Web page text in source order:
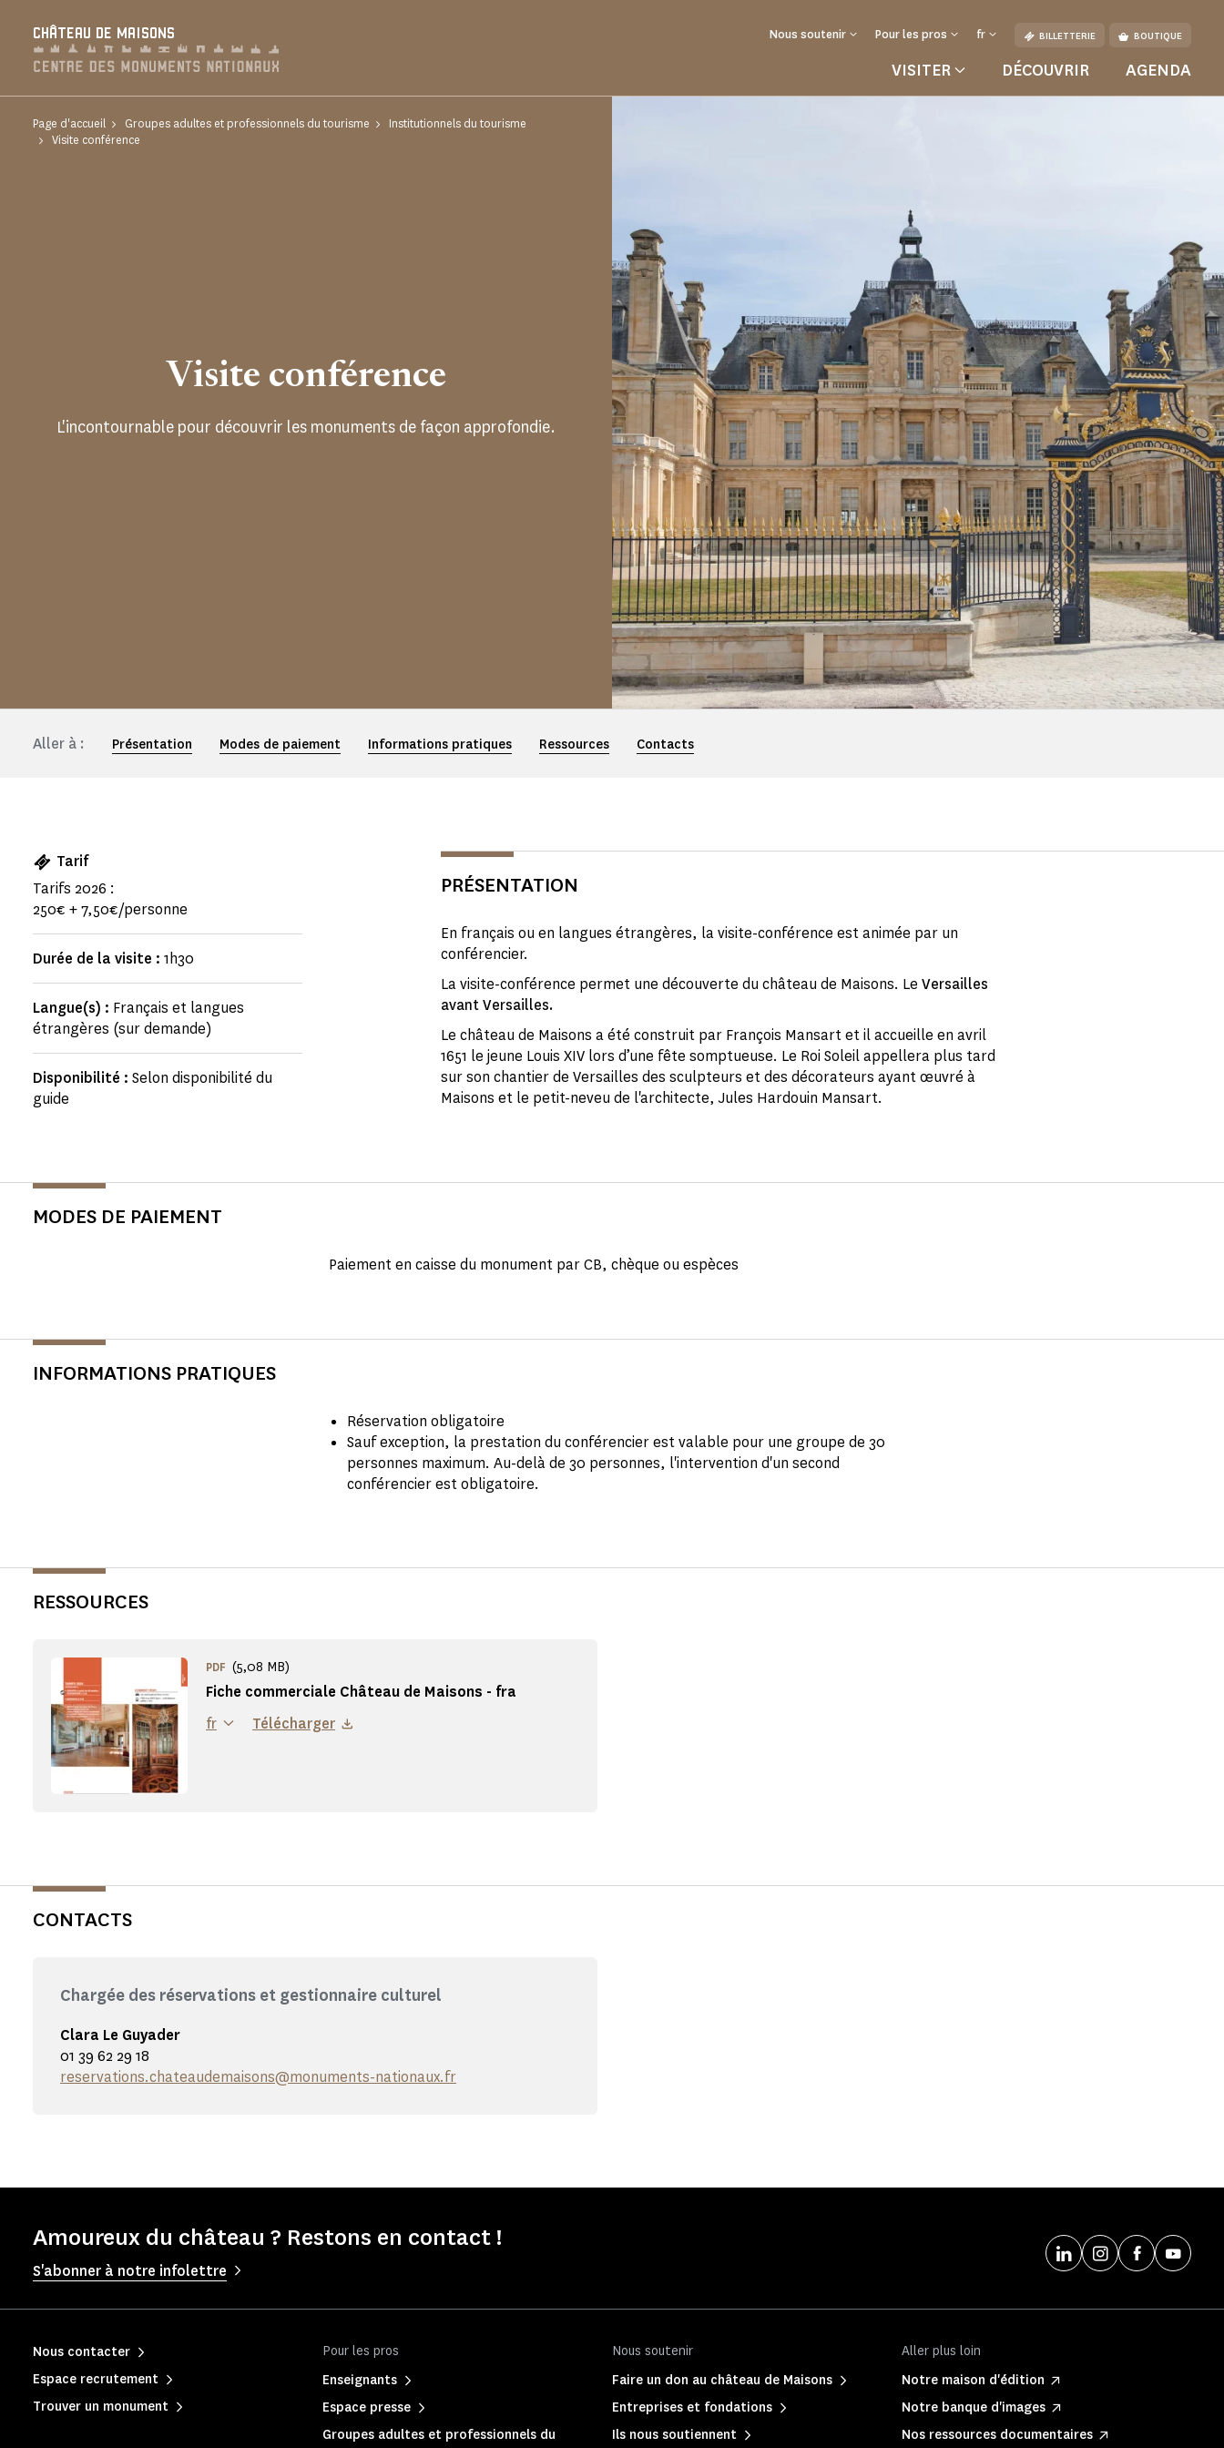
CHÂTEAU DE MAISONS Nous soutenir Pour les pros fr BILLETTERIE BOUTIQUE
VISITER DÉCOUVRIR AGENDA
Page d'accueil Groupes adultes et professionnels du tourisme
Institutionnels du tourisme
Visite conférence
Visite conférence
L'incontournable pour découvrir les monuments de façon approfondie.
Aller à : Présentation Modes de paiement Informations pratiques Ressources Contacts
Tarif
Tarifs 2026 :
250€ + 7,50€/personne
Durée de la visite : 1h30
Langue(s) : Français et langues
étrangères (sur demande)
Disponibilité : Selon disponibilité du
guide
PRÉSENTATION
En français ou en langues étrangères, la visite-conférence est animée par un
conférencier.
La visite-conférence permet une découverte du château de Maisons. Le Versailles
avant Versailles.
Le château de Maisons a été construit par François Mansart et il accueille en avril
1651 le jeune Louis XIV lors d’une fête somptueuse. Le Roi Soleil appellera plus tard
sur son chantier de Versailles des sculpteurs et des décorateurs ayant œuvré à
Maisons et le petit-neveu de l'architecte, Jules Hardouin Mansart.
MODES DE PAIEMENT
Paiement en caisse du monument par CB, chèque ou espèces
INFORMATIONS PRATIQUES
Réservation obligatoire
Sauf exception, la prestation du conférencier est valable pour une groupe de 30
personnes maximum. Au-delà de 30 personnes, l'intervention d'un second
conférencier est obligatoire.
RESSOURCES
Fiche commerciale Château de Maisons - fra
PDF (5,08 MB)
fr Télécharger
CONTACTS
Chargée des réservations et gestionnaire culturel
Clara Le Guyader
01 39 62 29 18
reservations.chateaudemaisons@monuments-nationaux.fr
Amoureux du château ? Restons en contact !
S'abonner à notre infolettre
Pour les pros
Enseignants
Espace presse
Groupes adultes et professionnels du
Nous soutenir
Faire un don au château de Maisons
Entreprises et fondations
Ils nous soutiennent
Aller plus loin
Notre maison d'édition
Notre banque d'images
Nos ressources documentaires
Nous contacter
Espace recrutement
Trouver un monument